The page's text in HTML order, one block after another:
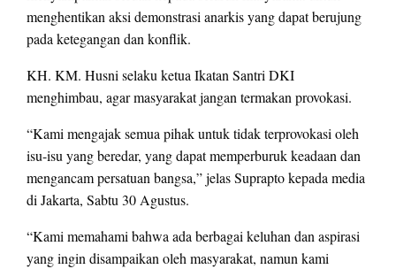
menghentikan aksi demonstrasi anarkis yang dapat berujung
pada ketegangan dan konflik.
KH. KM. Husni selaku ketua Ikatan Santri DKI
menghimbau, agar masyarakat jangan termakan provokasi.
“Kami mengajak semua pihak untuk tidak terprovokasi oleh
isu-isu yang beredar, yang dapat memperburuk keadaan dan
mengancam persatuan bangsa,” jelas Suprapto kepada media
di Jakarta, Sabtu 30 Agustus.
“Kami memahami bahwa ada berbagai keluhan dan aspirasi
yang ingin disampaikan oleh masyarakat, namun kami